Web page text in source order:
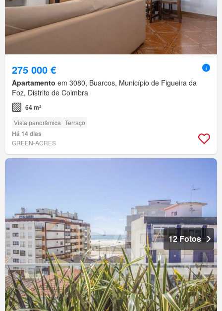
275 000 €
Apartamento em 3080, Buarcos, Município de Figueira da
Foz, Distrito de Coimbra
64 m²
Vista panorâmica Terraço
Há 14 dias
GREEN-ACRES
12 Fotos